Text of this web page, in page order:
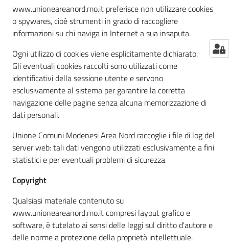
www.unioneareanord.mo.it preferisce non utilizzare cookies
o spywares, cioè strumenti in grado di raccogliere
informazioni su chi naviga in Internet a sua insaputa.
Ogni utilizzo di cookies viene esplicitamente dichiarato.
Gli eventuali cookies raccolti sono utilizzati come
identificativi della sessione utente e servono
esclusivamente al sistema per garantire la corretta
navigazione delle pagine senza alcuna memorizzazione di
dati personali.
Unione Comuni Modenesi Area Nord raccoglie i file di log del
server web: tali dati vengono utilizzati esclusivamente a fini
statistici e per eventuali problemi di sicurezza.
Copyright
Qualsiasi materiale contenuto su
www.unioneareanord.mo.it compresi layout grafico e
software, è tutelato ai sensi delle leggi sul diritto d'autore e
delle norme a protezione della proprietà intellettuale.